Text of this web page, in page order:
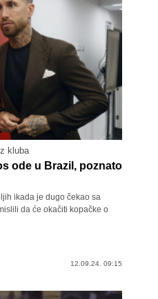
kluba
ode u Brazil, poznato
ikada je dugo čekao sa
da će okačiti kopačke o
12.09.24. 09:15